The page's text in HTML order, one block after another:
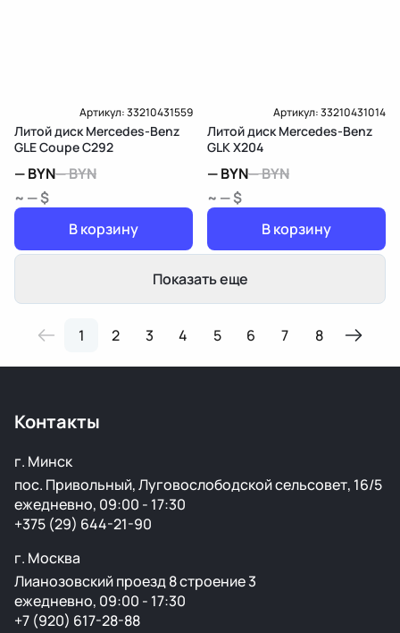
Артикул:33210431559
Литой диск Mercedes-Benz
GLE Coupe C292
—BYN—BYN
~ — $
В корзину
Артикул:33210431014
Литой диск Mercedes-Benz
GLK X204
—BYN—BYN
~ — $
В корзину
Показать еще
1 2 3 4 5 6 7 8
Контакты
г. Минск
пос. Привольный, Луговослободской сельсовет, 16/5
ежедневно, 09:00 - 17:30
+375 (29) 644-21-90
г. Москва
Лианозовский проезд 8 строение 3
ежедневно, 09:00 - 17:30
+7 (920) 617-28-88